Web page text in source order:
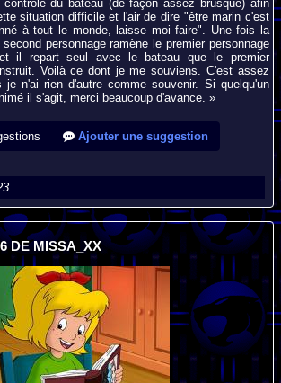
contrôle du bateau (de façon assez brusque) afin
situation difficile et l'air de dire "être marin c'est
à tout le monde, laisse moi faire". Une fois la
personnage ramène le premier personnage
il repart seul avec le bateau que le premier
Voilà ce dont je me souviens. C'est assez
je n'ai rien d'autre comme souvenir. Si quelqu'un
il s'agit, merci beaucoup d'avance. »
Ajouter une suggestion
DE MISSA_XX